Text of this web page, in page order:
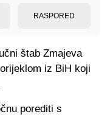
RASPORED
štab Zmajeva
iz BiH koji
porediti s